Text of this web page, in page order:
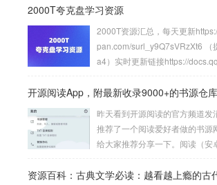
姐美图，现在不仅有小姐姐壁纸
的版本不仅支持下载，还可以一
纸，非常方便。再来看听雨板块
音悦播放模块，早期的太极只能
且还支持添加歌单和播放本地音
支持歌词显示，也支持文件下载
非...
2000T夸克盘学习资源
2000T资源汇总，每天更新
pan.com/surl_y9Q7sVRzXt6 （
a4）实时更新链接https://
乎盐选付费知识合集1200+PDF
24年1月国内外无损音乐专题【
ttps://pan.quark.cn/s/
开源阅读App，附最新收录9000+的书源仓库
昨天看到开源阅读的官方频道发
推荐了一个阅读爱好者做的书源
给大家推荐分享一下。阅读（安
这个App吧，这是一个支持自定